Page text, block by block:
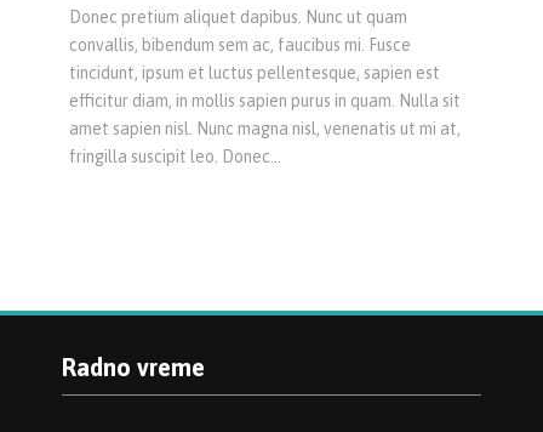
Donec pretium aliquet dapibus. Nunc ut quam
convallis, bibendum sem ac, faucibus mi. Fusce
tincidunt, ipsum et luctus pellentesque, sapien est
efficitur diam, in mollis sapien purus in quam. Nulla sit
amet sapien nisl. Nunc magna nisl, venenatis ut mi at,
fringilla suscipit leo. Donec…
Radno vreme